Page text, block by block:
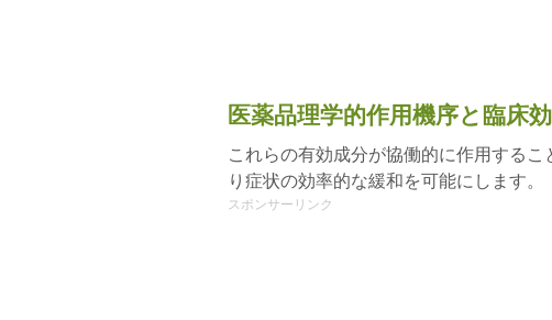
医薬品理学的作用機序と臨床
これらの有効成分が協働的に作用する
り症状の効率的な緩和を可能にします。
スポンサーリンク